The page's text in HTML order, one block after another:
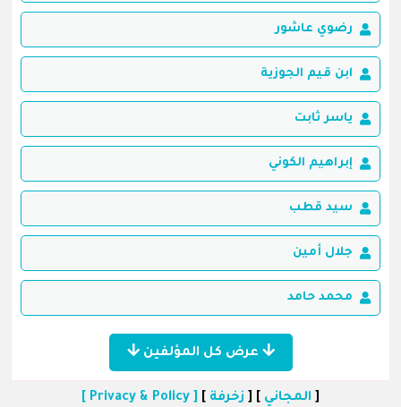
رضوي عاشور
ابن قيم الجوزية
ياسر ثابت
إبراهيم الكوني
سيد قطب
جلال أمين
محمد حامد
عرض كل المؤلفين
[ المجاني ] [ زخرفة ]
[ Privacy & Policy ]